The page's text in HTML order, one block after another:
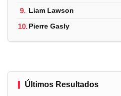
9. Liam Lawson
10.Pierre Gasly
Últimos Resultados